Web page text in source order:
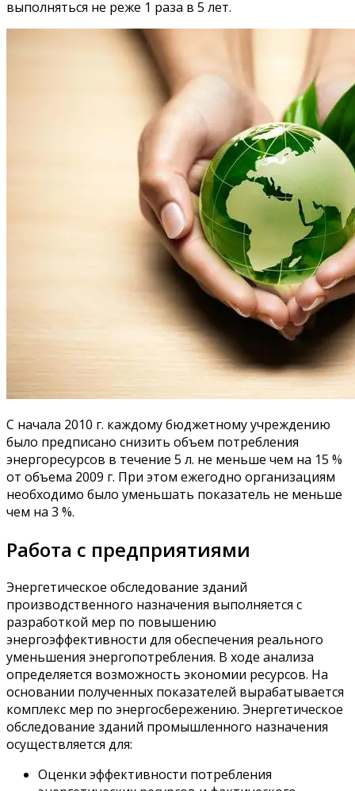
выполняться не реже 1 раза в 5 лет.
С начала 2010 г. каждому бюджетному учреждению
было предписано снизить объем потребления
энергоресурсов в течение 5 л. не меньше чем на 15 %
от объема 2009 г. При этом ежегодно организациям
необходимо было уменьшать показатель не меньше
чем на 3 %.
Работа с предприятиями
Энергетическое обследование зданий
производственного назначения выполняется с
разработкой мер по повышению
энергоэффективности для обеспечения реального
уменьшения энергопотребления. В ходе анализа
определяется возможность экономии ресурсов. На
основании полученных показателей вырабатывается
комплекс мер по энергосбережению. Энергетическое
обследование зданий промышленного назначения
осуществляется для:
Оценки эффективности потребления